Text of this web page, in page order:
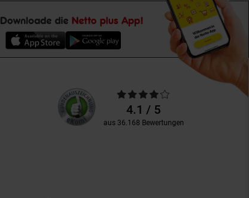
Downloade die Netto plus App!
Unsere
Kundenbewertungen
Durchschnittliche
Bewertungen4.1 / 5
aus 36.168 Bewertungen